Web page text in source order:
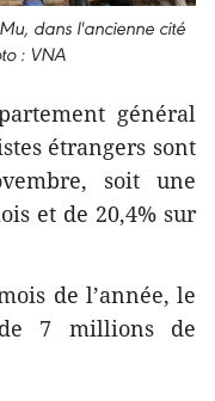
dans l'ancienne cité
: VNA
général
étrangers sont
soit une
et de 20,4% sur
de l’année, le
7 millions de